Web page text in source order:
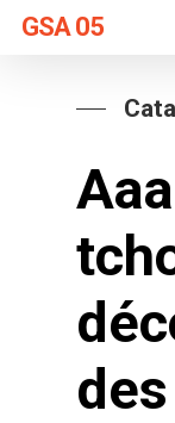
SkipGSA 05